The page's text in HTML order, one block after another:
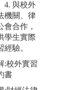
4. 與校外
機關、律
會合作，
學生實際
經驗。
:校外實習
書